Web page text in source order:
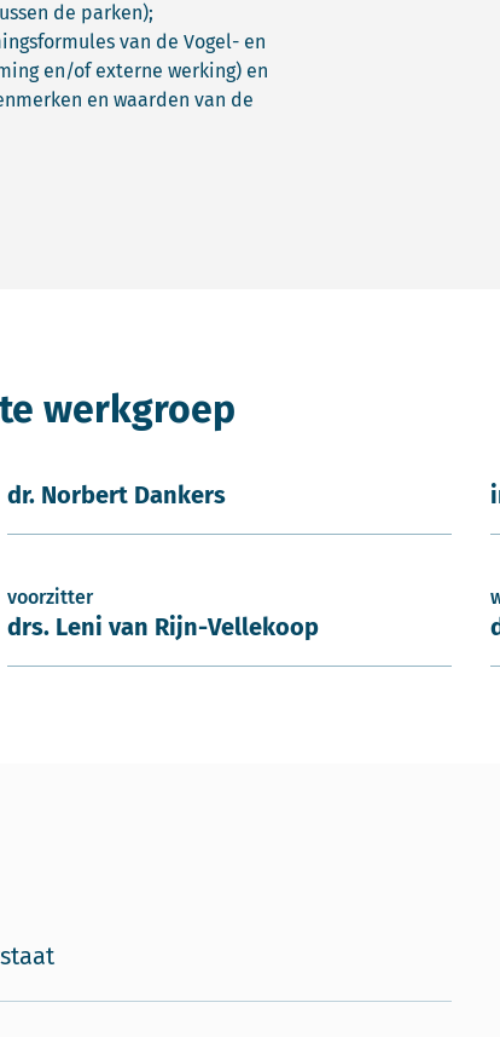
de parken);
van de Vogel- en
en/of externe werking) en
en waarden van de
werkgroep
dr. Norbert Dankers
voorzitter
drs. Leni van Rijn-Vellekoop